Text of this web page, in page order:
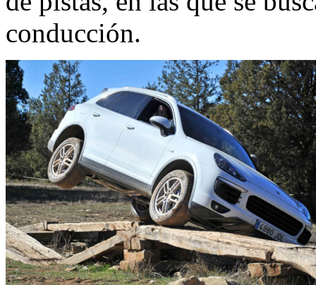
conducción.